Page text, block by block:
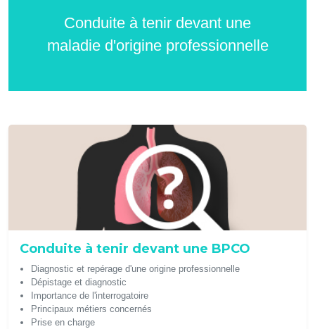
Conduite à tenir devant une
maladie d'origine professionnelle
Conduite à tenir devant une BPCO
Diagnostic et repérage d'une origine professionnelle
Dépistage et diagnostic
Importance de l'interrogatoire
Principaux métiers concernés
Prise en charge